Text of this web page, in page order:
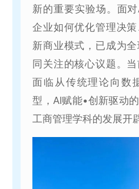
新的重要实验场。面
企业如何优化管理决
新商业模式，已成为
同关注的核心议题。
面临从传统理论向数
型，AI赋能•创新驱动
工商管理学科的发展开